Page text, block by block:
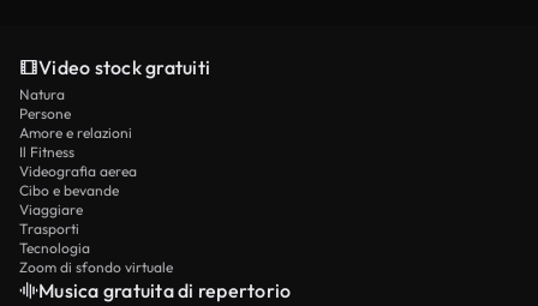
Video stock gratuiti
Natura
Persone
Amore e relazioni
Il Fitness
Videografia aerea
Cibo e bevande
Viaggiare
Trasporti
Tecnologia
Zoom di sfondo virtuale
Musica gratuita di repertorio